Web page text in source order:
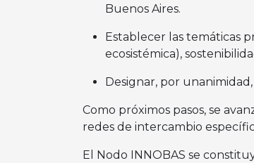
Buenos Aires.
Establecer las temáticas
ecosistémica),
Designar, por
Como próximos pasos, se
redes de intercambio
El Nodo INNOBAS se